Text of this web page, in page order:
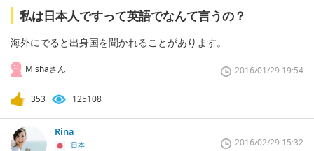
私は日本人ですって英語でなんて言うの？
海外にでると出身国を聞かれることがあります。
Mishaさん 2016/01/29 19:54
353 125108
Rina
日本 2016/02/29 15:32